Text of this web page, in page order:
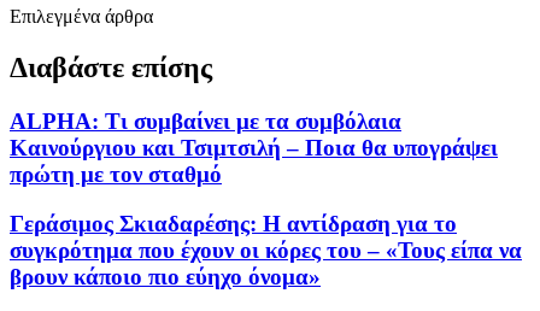
Επιλεγμένα άρθρα
Διαβάστε επίσης
ALPHA: Τι συμβαίνει με τα συμβόλαια
Καινούργιου και Τσιμτσιλή – Ποια θα υπογράψει
πρώτη με τον σταθμό
Γεράσιμος Σκιαδαρέσης: Η αντίδραση για το
συγκρότημα που έχουν οι κόρες του – «Τους είπα να
βρουν κάποιο πιο εύηχο όνομα»